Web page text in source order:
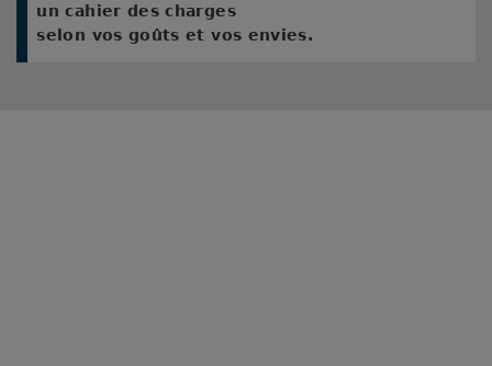
un cahier des charges
selon vos goûts et vos envies.